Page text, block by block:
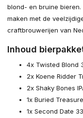
blond- en bruine
maken met de
craftbrouwerijen van
Inhoud
4x Twisted Blond
2x Koene Ridder
2x Shaky Bones
1x Buried
1x Second Date